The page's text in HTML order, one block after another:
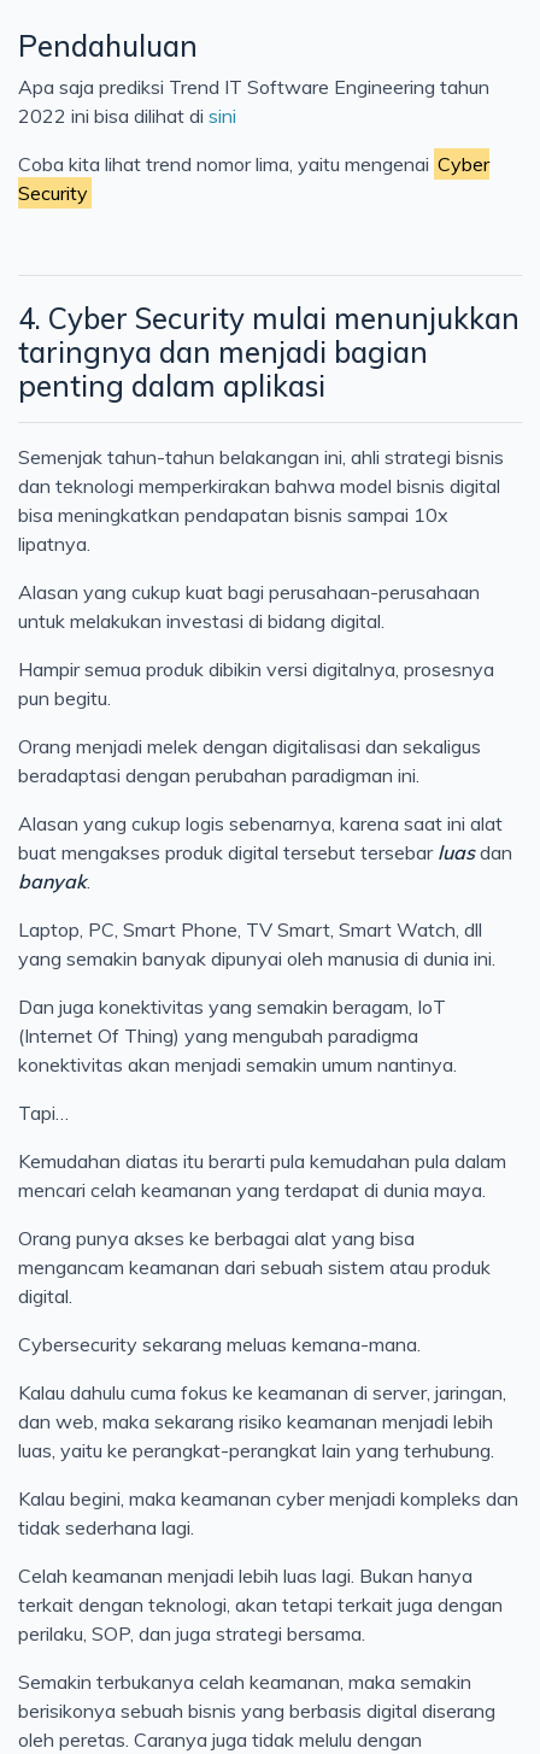
Cloud
Jaringan
Kerja
Pendahuluan
Apa saja prediksi Trend IT Software Engineering tahun
2022 ini bisa dilihat di sini
Coba kita lihat trend nomor lima, yaitu mengenai Cyber
Security
4. Cyber Security mulai menunjukkan
taringnya dan menjadi bagian
penting dalam aplikasi
Semenjak tahun-tahun belakangan ini, ahli strategi bisnis
dan teknologi memperkirakan bahwa model bisnis digital
bisa meningkatkan pendapatan bisnis sampai 10x
lipatnya.
Alasan yang cukup kuat bagi perusahaan-perusahaan
untuk melakukan investasi di bidang digital.
Hampir semua produk dibikin versi digitalnya, prosesnya
pun begitu.
Orang menjadi melek dengan digitalisasi dan sekaligus
beradaptasi dengan perubahan paradigman ini.
Alasan yang cukup logis sebenarnya, karena saat ini alat
buat mengakses produk digital tersebut tersebar luasdan
banyak.
Laptop, PC, Smart Phone, TV Smart, Smart Watch, dll
yang semakin banyak dipunyai oleh manusia di dunia ini.
Dan juga konektivitas yang semakin beragam, IoT
(Internet Of Thing) yang mengubah paradigma
konektivitas akan menjadi semakin umum nantinya.
Tapi…
Kemudahan diatas itu berarti pula kemudahan pula dalam
mencari celah keamanan yang terdapat di dunia maya.
Orang punya akses ke berbagai alat yang bisa
mengancam keamanan dari sebuah sistem atau produk
digital.
Cybersecurity sekarang meluas kemana-mana.
Kalau dahulu cuma fokus ke keamanan di server, jaringan,
dan web, maka sekarang risiko keamanan menjadi lebih
luas, yaitu ke perangkat-perangkat lain yang terhubung.
Kalau begini, maka keamanan cyber menjadi kompleks dan
tidak sederhana lagi.
Celah keamanan menjadi lebih luas lagi. Bukan hanya
terkait dengan teknologi, akan tetapi terkait juga dengan
perilaku, SOP, dan juga strategi bersama.
Semakin terbukanya celah keamanan, maka semakin
berisikonya sebuah bisnis yang berbasis digital diserang
oleh peretas. Caranya juga tidak melulu dengan